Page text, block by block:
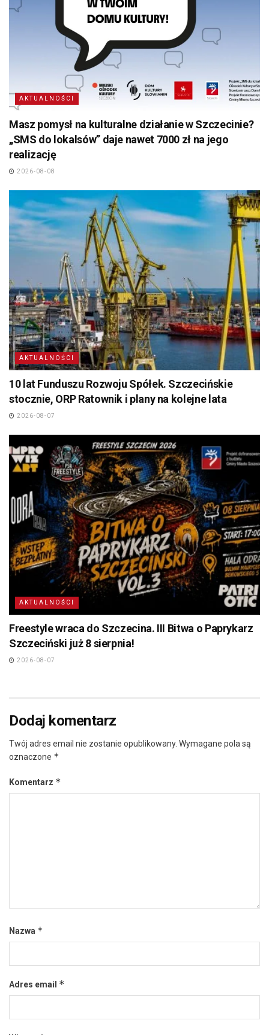
AKTUALNOŚCI
Masz pomysł na kulturalne działanie w Szczecinie?
„SMS do lokalsów” daje nawet 7000 zł na jego
realizację
2026-08-08
AKTUALNOŚCI
10 lat Funduszu Rozwoju Spółek. Szczecińskie
stocznie, ORP Ratownik i plany na kolejne lata
2026-08-07
AKTUALNOŚCI
Freestyle wraca do Szczecina. III Bitwa o Paprykarz
Szczeciński już 8 sierpnia!
2026-08-07
Dodaj komentarz
Twój adres email nie zostanie opublikowany. Wymagane pola są
oznaczone *
Komentarz *
Nazwa *
Adres email *